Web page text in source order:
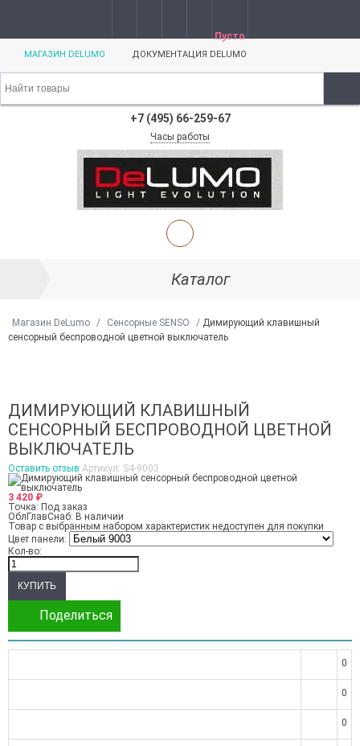
Пусто
МАГАЗИН DELUMO ДОКУМЕНТАЦИЯ DELUMO
+7 (495) 66-259-67
Часы работы
Каталог
Магазин DeLumo / Сенсорные SENSO / Димирующий клавишный
сенсорный беспроводной цветной выключатель
ДИМИРУЮЩИЙ КЛАВИШНЫЙ
СЕНСОРНЫЙ БЕСПРОВОДНОЙ ЦВЕТНОЙ
ВЫКЛЮЧАТЕЛЬ
Оставить отзыв Артикул: S4-9003
3 420 ₽
Точка: Под заказ
ОблГлавСнаб: В наличии
Товар с выбранным набором характеристик недоступен для покупки
Цвет панели:
Кол-во:
Поделиться
0
0
0